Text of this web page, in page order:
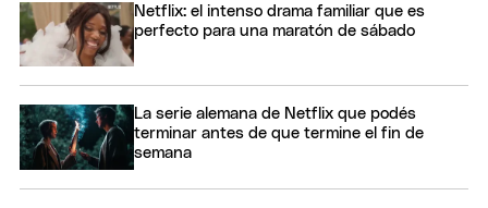
Netflix: el intenso drama familiar que es
perfecto para una maratón de sábado
La serie alemana de Netflix que podés
terminar antes de que termine el fin de
semana